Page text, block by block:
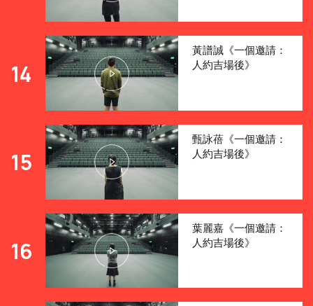
14
黃譜誠《一個邀請：
人約吉場後》
15
甄詠蓓《一個邀請：
人約吉場後》
16
葉麗嘉《一個邀請：
人約吉場後》